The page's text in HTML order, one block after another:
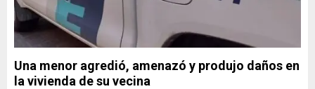
Una menor agredió, amenazó y produjo daños en
la vivienda de su vecina